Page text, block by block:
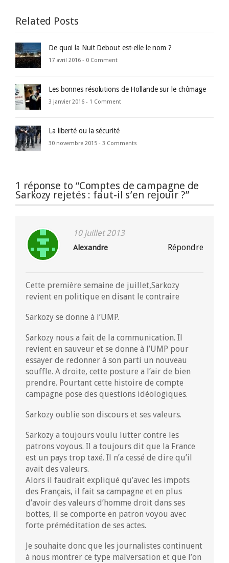
Related Posts
De quoi la Nuit Debout est-elle le nom ?
17 avril 2016 - 0 Comment
Les bonnes résolutions de Hollande sur le chômage
3 janvier 2016 - 1 Comment
La liberté ou la sécurité
30 novembre 2015 - 3 Comments
1 réponse to “Comptes de campagne de
Sarkozy rejetés : faut-il s’en rejouir ?”
10 juillet 2013
Alexandre Répondre
Cette première semaine de juillet,Sarkozy
revient en politique en disant le contraire
Sarkozy se donne à l’UMP.
Sarkozy nous a fait de la communication. Il
revient en sauveur et se donne à l’UMP pour
essayer de redonner à son parti un nouveau
souffle. A droite, cette posture a l’air de bien
prendre. Pourtant cette histoire de compte
campagne pose des questions idéologiques.
Sarkozy oublie son discours et ses valeurs.
Sarkozy a toujours voulu lutter contre les
patrons voyous. Il a toujours dit que la France
est un pays trop taxé. Il n’a cessé de dire qu’il
avait des valeurs.
Alors il faudrait expliqué qu’avec les impots
des Français, il fait sa campagne et en plus
d’avoir des valeurs d’homme droit dans ses
bottes, il se comporte en patron voyou avec
forte préméditation de ses actes.
Je souhaite donc que les journalistes continuent
à nous montrer ce type malversation et que l’on